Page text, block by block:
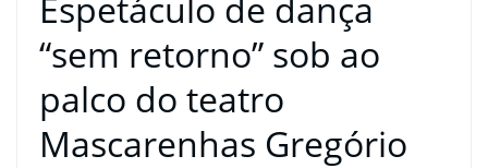
“sem retorno” sob ao
palco do teatro
Mascarenhas Gregório